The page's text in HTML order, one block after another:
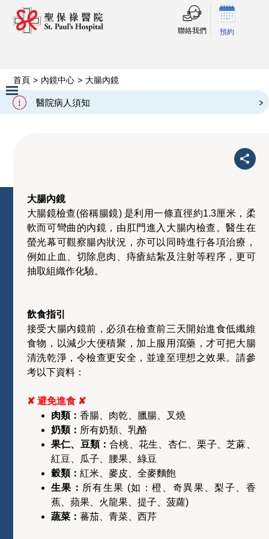
聯絡我們 預約
醫院病人須知
Slide 2 of 3.
首頁 > 內鏡中心 > 大腸內鏡
大腸內鏡
大腸內鏡
大腸鏡檢查(俗稱腸鏡) 是利用一條直徑約1.3厘米，柔
軟而可彎曲的內鏡，由肛門進入大腸內檢查。醫生在
螢光幕可觀察腸內狀況，亦可以同時進行各項治療，
例如止血、切除息肉、痔瘡結紮及注射等程序，更可
抽取組織作化驗。
飲食指引
接受大腸內鏡前，必須在檢查前三天開始進食低纖維
食物，以減少大便積聚，加上服用瀉藥，才可把大腸
清洗乾淨，令檢查更安全，並達至理想之效果。請參
考以下資料：
✘ 避免進食 ✘
肉類： 香腸、 肉乾、臘腸、
叉燒
奶類： 所有奶類、乳酪
果仁、豆類：合桃 花生 杏仁 、栗子 、芝蔴
紅豆
瓜子 腰果、 綠豆
穀類： 紅米、 麥皮
全麥麵飽
生果： 所有生果 (如：橙 奇異果 、梨子
香
蕉、 蘋果、 火龍果、 提子
菠蘿)
蔬菜： 蕃茄、 青菜、 西芹